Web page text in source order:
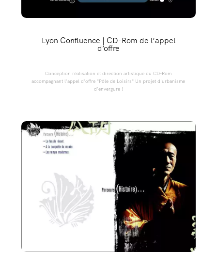
Lyon Confluence | CD-Rom de l’appel
d’offre
Conception réalisation et direction artistique du CD-Rom
accompagnant l'appel d'offre "Pôle de Loisirs" Un projet d'urbanisme
d'envergure !